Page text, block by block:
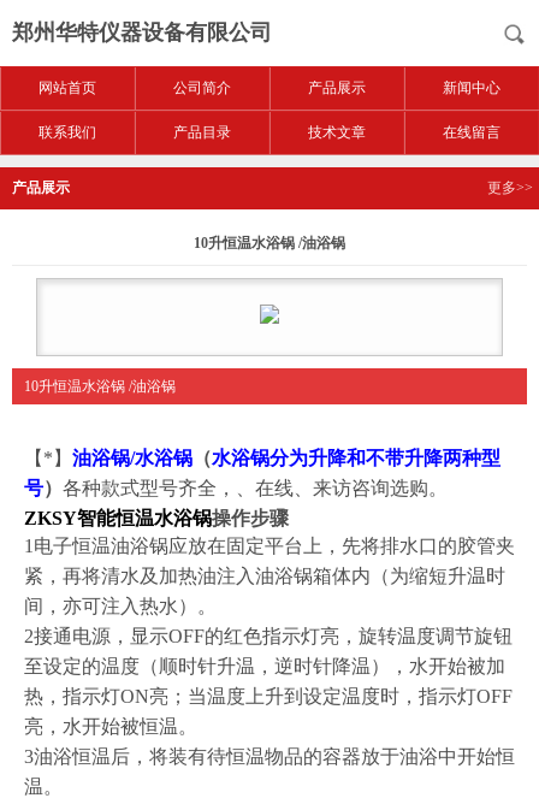
郑州华特仪器设备有限公司
网站首页 公司简介 产品展示 新闻中心
联系我们 产品目录 技术文章 在线留言
产品展示 更多>>
10升恒温水浴锅 /油浴锅
10升恒温水浴锅 /油浴锅
【*】 油浴锅/水浴锅 （水浴锅分为升降和不带升降两种型
号） 各种款式型号齐全，、在线、来访咨询选购。
ZKSY智能恒温水浴锅操作步骤
1电子恒温油浴锅应放在固定平台上，先将排水口的胶管夹
紧，再将清水及加热油注入油浴锅箱体内（为缩短升温时
间，亦可注入热水）。
2接通电源，显示OFF的红色指示灯亮，旋转温度调节旋钮
至设定的温度（顺时针升温，逆时针降温），水开始被加
热，指示灯ON亮；当温度上升到设定温度时，指示灯OFF
亮，水开始被恒温。
3油浴恒温后，将装有待恒温物品的容器放于油浴中开始恒
温。